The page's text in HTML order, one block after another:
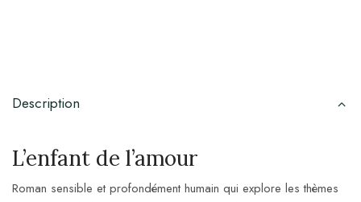
Description
L’enfant de l’amour
Roman sensible et profondément humain qui explore les thèmes